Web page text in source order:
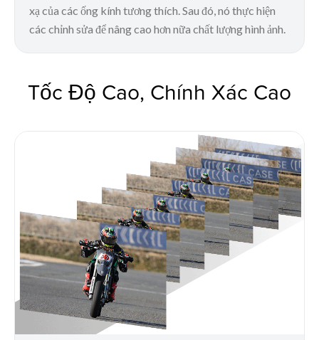
xạ của các ống kính tương thích. Sau đó, nó thực hiện
các chỉnh sửa để nâng cao hơn nữa chất lượng hình ảnh.
Tốc Độ Cao, Chính Xác Cao